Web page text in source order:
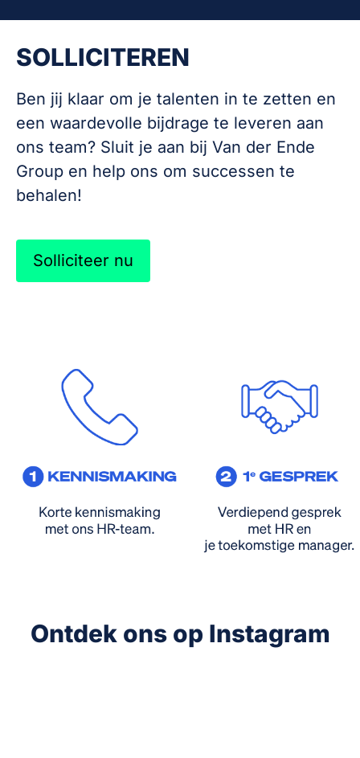
SOLLICITEREN
Ben jij klaar om je talenten in te zetten en
een waardevolle bijdrage te leveren aan
ons team? Sluit je aan bij Van der Ende
Group en help ons om successen te
behalen!
Solliciteer nu
Ontdek ons op Instagram